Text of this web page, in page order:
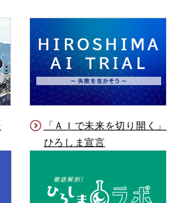
「ＡＩで未来を切り開く」
ひろしま宣言